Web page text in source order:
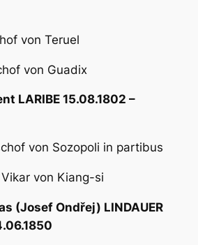
von Teruel
von Guadix
LARIBE 15.08.1802 –
von Sozopoli in partibus
von Kiang-si
(Josef Ondřej) LINDAUER